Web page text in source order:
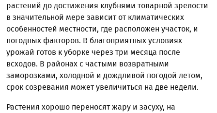
растений до достижения клубнями товарной зрелости
в значительной мере зависит от климатических
особенностей местности, где расположен участок, и
погодных факторов. В благоприятных условиях
урожай готов к уборке через три месяца после
всходов. В районах с частыми возвратными
заморозками, холодной и дождливой погодой летом,
срок созревания может увеличиться на две недели.
Растения хорошо переносят жару и засуху, на